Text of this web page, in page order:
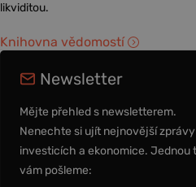
likviditou.
Knihovna vědomostí
Newsletter
Mějte přehled s newsletterem.
Nenechte si ujít nejnovější
investicích a ekonomice. Jednou
vám pošleme: